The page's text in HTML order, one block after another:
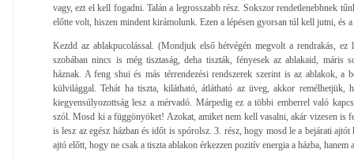
vagy, ezt el kell fogadni. Talán a legrosszabb rész. Sokszor rendetlenebbnek
előtte volt, hiszen mindent kirámolunk. Ezen a lépésen gyorsan túl kell jutni, és
Kezdd az ablakpucolással. (Mondjuk első hétvégén megvolt a rendrakás, ez
szobában nincs is még tisztaság, deha tiszták, fényesek az ablakaid, máris
háznak. A feng shui és más térrendezési rendszerek szerint is az ablakok, a
külvilággal. Tehát ha tiszta, kilátható, átlátható az üveg, akkor remélhetjük,
kiegyensúlyozottság lesz a mérvadó. Márpedig ez a többi emberrel való
szól. Mosd ki a függönyöket! Azokat, amiket nem kell vasalni, akár vizesen is
is lesz az egész házban és időt is spórolsz. 3. rész, hogy mosd le a bejárati
ajtó előtt, hogy ne csak a tiszta ablakon érkezzen pozitív energia a házba, hanem